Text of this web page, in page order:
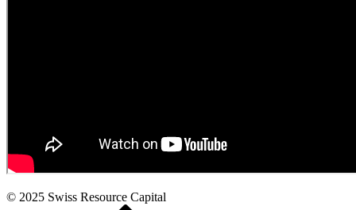
© 2025 Swiss Resource Capital